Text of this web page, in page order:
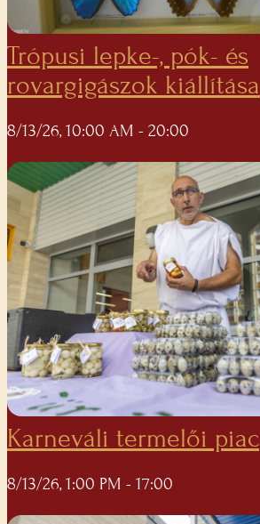
Trópusi lepke-, pók- és
rovargigászok kiállítása
8/13/26, 10:00 AM - 20:00
Karneváli termelői piac
8/13/26, 1:00 PM - 17:00